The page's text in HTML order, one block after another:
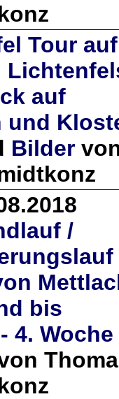
Tour auf
auf
und
Bilder
/
bis
4. Woche